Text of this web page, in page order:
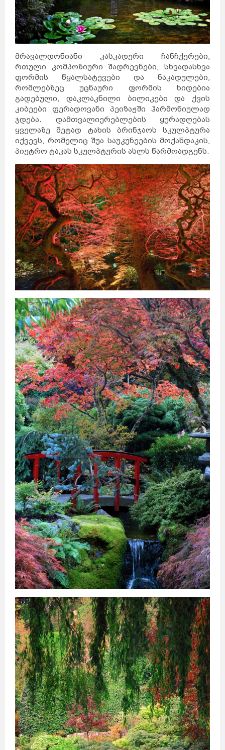
მრავალდონიანი კასკადური ჩანჩქერები,
რთული კომპოზიური შადრევნები, სხვადასხვა
ფორმის წყალსატევები და ნაკადულები,
რომლებზეც უცნაური ფორმის ხიდებია
გადებული, დაკლაკნილი ბილიკები და ქვის
კიბეები ფერადოვანი პეიზაჟში ჰარმონიულად
ჯდება. დამთვალიერებლების ყურადღებას
ყველაზე მეტად ტახის ბრინჯაოს სკულპტურა
იქვევს, რომელიც შუა საუკუნეების მოქანდაკის,
პიეტრო ტაკას სკულპტურის ასლს წარმოადგენს.